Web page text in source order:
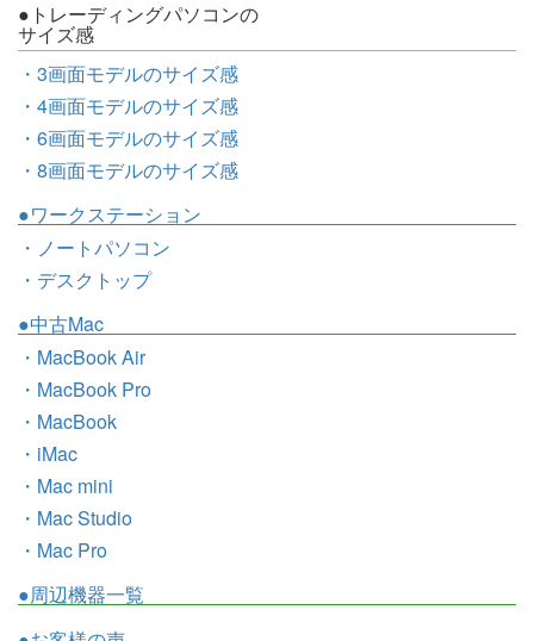
●トレーディングパソコンの
サイズ感
・3画面モデルのサイズ感
・4画面モデルのサイズ感
・6画面モデルのサイズ感
・8画面モデルのサイズ感
●ワークステーション
・ノートパソコン
・デスクトップ
●中古Mac
・MacBook Air
・MacBook Pro
・MacBook
・iMac
・Mac mini
・Mac Studio
・Mac Pro
●周辺機器一覧